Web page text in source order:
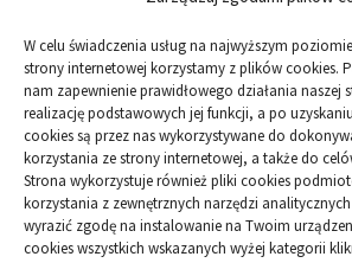
W celu świadczenia usług na najwyższym
strony internetowej korzystamy z plików cookies.
nam zapewnienie prawidłowego działania naszej
realizację podstawowych jej funkcji, a po
cookies są przez nas wykorzystywane do
korzystania ze strony internetowej, a także do
Strona wykorzystuje również pliki cookies
korzystania z zewnętrznych narzędzi
wyrazić zgodę na instalowanie na Twoim
cookies wszystkich wskazanych wyżej kategorii
Budowa
Dom
Ogród
Przemysł